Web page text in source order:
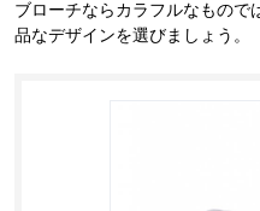
ブローチならカラフルなもので
品なデザインを選びましょう。